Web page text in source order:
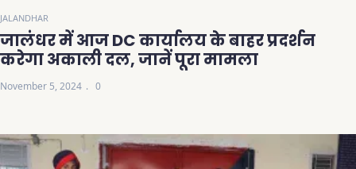
JALANDHAR
जालंधर में आज DC कार्यालय के बाहर प्रदर्शन
करेगा अकाली दल, जानें पूरा मामला
November 5, 2024 0